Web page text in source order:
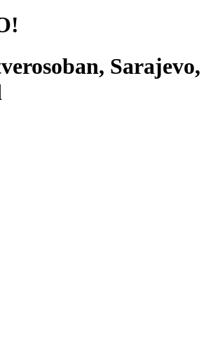
Sarajevo,